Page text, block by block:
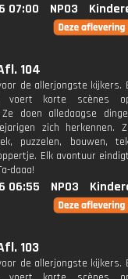
07:00 NPO3
104
de allerjongste kijkers.
voert korte scènes
Ze doen alledaagse
zich herkennen.
puzzelen, bouwen,
Elk avontuur
daaa!
06:55 NPO3
103
de allerjongste kijkers.